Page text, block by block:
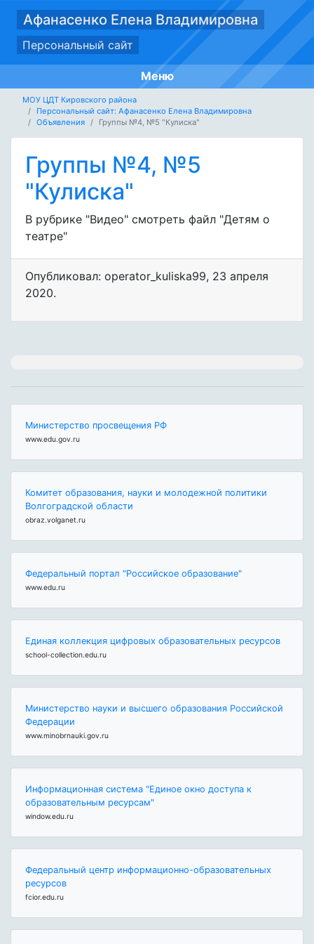
Афанасенко Елена Владимировна
Персональный сайт
Меню
МОУ ЦДТ Кировского района
Персональный сайт: Афанасенко Елена Владимировна
Объявления
Группы №4, №5 "Кулиска"
Группы №4, №5
"Кулиска"
В рубрике "Видео" смотреть файл "Детям о
театре"
Опубликовал: operator_kuliska99, 23 апреля
2020.
Министерство просвещения РФ
www.edu.gov.ru
Комитет образования, науки и молодежной политики
Волгоградской области
obraz.volganet.ru
Федеральный портал "Российское образование"
www.edu.ru
Единая коллекция цифровых образовательных ресурсов
school-collection.edu.ru
Министерство науки и высшего образования Российской
Федерации
www.minobrnauki.gov.ru
Информационная система "Единое окно доступа к
образовательным ресурсам"
window.edu.ru
Федеральный центр информационно-образовательных
ресурсов
fcior.edu.ru